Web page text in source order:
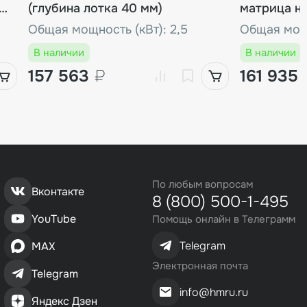
(глубина лотка 40 мм)
Общая мощность (кВт): 2,5
В наличии
157 563 ₽
матрица
Общая
В наличии
161 935
Вконтакте
YouTube
MAX
Telegram
Яндекс Дзен
По любым вопросам
8 (800) 500-1-495
Помощь онлайн в Телеграмм
Telegram
Электронная почта
info@hmru.ru